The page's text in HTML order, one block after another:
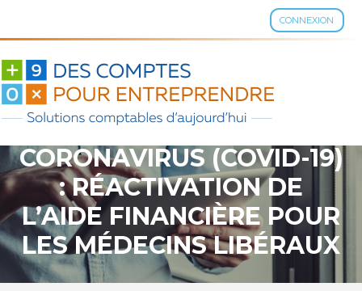
CONNEXION
Aller
contenu
CORONAVIRUS (COVID-19)
: RÉACTIVATION DE
L’AIDE FINANCIÈRE POUR
LES MÉDECINS LIBÉRAUX
!